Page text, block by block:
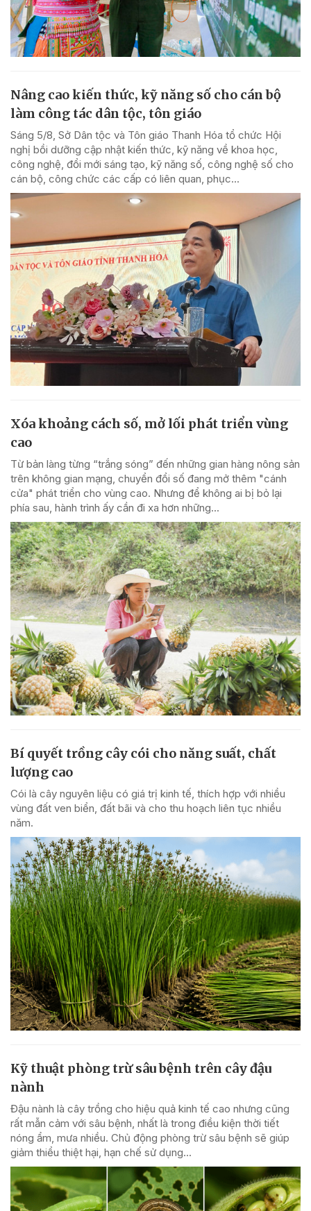
Nâng cao kiến thức, kỹ năng số cho cán bộ
làm công tác dân tộc, tôn giáo
Sáng 5/8, Sở Dân tộc và Tôn giáo Thanh Hóa tổ chức Hội
nghị bồi dưỡng cập nhật kiến thức, kỹ năng về khoa học,
công nghệ, đổi mới sáng tạo, kỹ năng số, công nghệ số cho
cán bộ, công chức các cấp có liên quan, phục...
Xóa khoảng cách số, mở lối phát triển vùng
cao
Từ bản làng từng “trắng sóng” đến những gian hàng nông sản
trên không gian mạng, chuyển đổi số đang mở thêm "cánh
cửa" phát triển cho vùng cao. Nhưng để không ai bị bỏ lại
phía sau, hành trình ấy cần đi xa hơn những...
Bí quyết trồng cây cói cho năng suất, chất
lượng cao
Cói là cây nguyên liệu có giá trị kinh tế, thích hợp với nhiều
vùng đất ven biển, đất bãi và cho thu hoạch liên tục nhiều
năm.
Kỹ thuật phòng trừ sâu bệnh trên cây đậu
nành
Đậu nành là cây trồng cho hiệu quả kinh tế cao nhưng cũng
rất mẫn cảm với sâu bệnh, nhất là trong điều kiện thời tiết
nóng ẩm, mưa nhiều. Chủ động phòng trừ sâu bệnh sẽ giúp
giảm thiểu thiệt hại, hạn chế sử dụng...